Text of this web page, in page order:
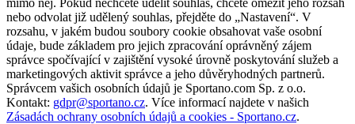
mimo něj. Pokud nechcete udělit souhlas, chcete omezit jeho rozsah
nebo odvolat již udělený souhlas, přejděte do „Nastavení“. V
rozsahu, v jakém budou soubory cookie obsahovat vaše osobní
údaje, bude základem pro jejich zpracování oprávněný zájem
správce spočívající v zajištění vysoké úrovně poskytování služeb a
marketingových aktivit správce a jeho důvěryhodných partnerů.
Správcem vašich osobních údajů je Sportano.com Sp. z o.o.
Kontakt: gdpr@sportano.cz. Více informací najdete v našich
Zásadách ochrany osobních údajů a cookies - Sportano.cz.